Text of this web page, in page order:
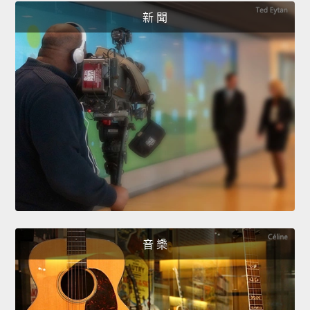
新 聞
音 樂